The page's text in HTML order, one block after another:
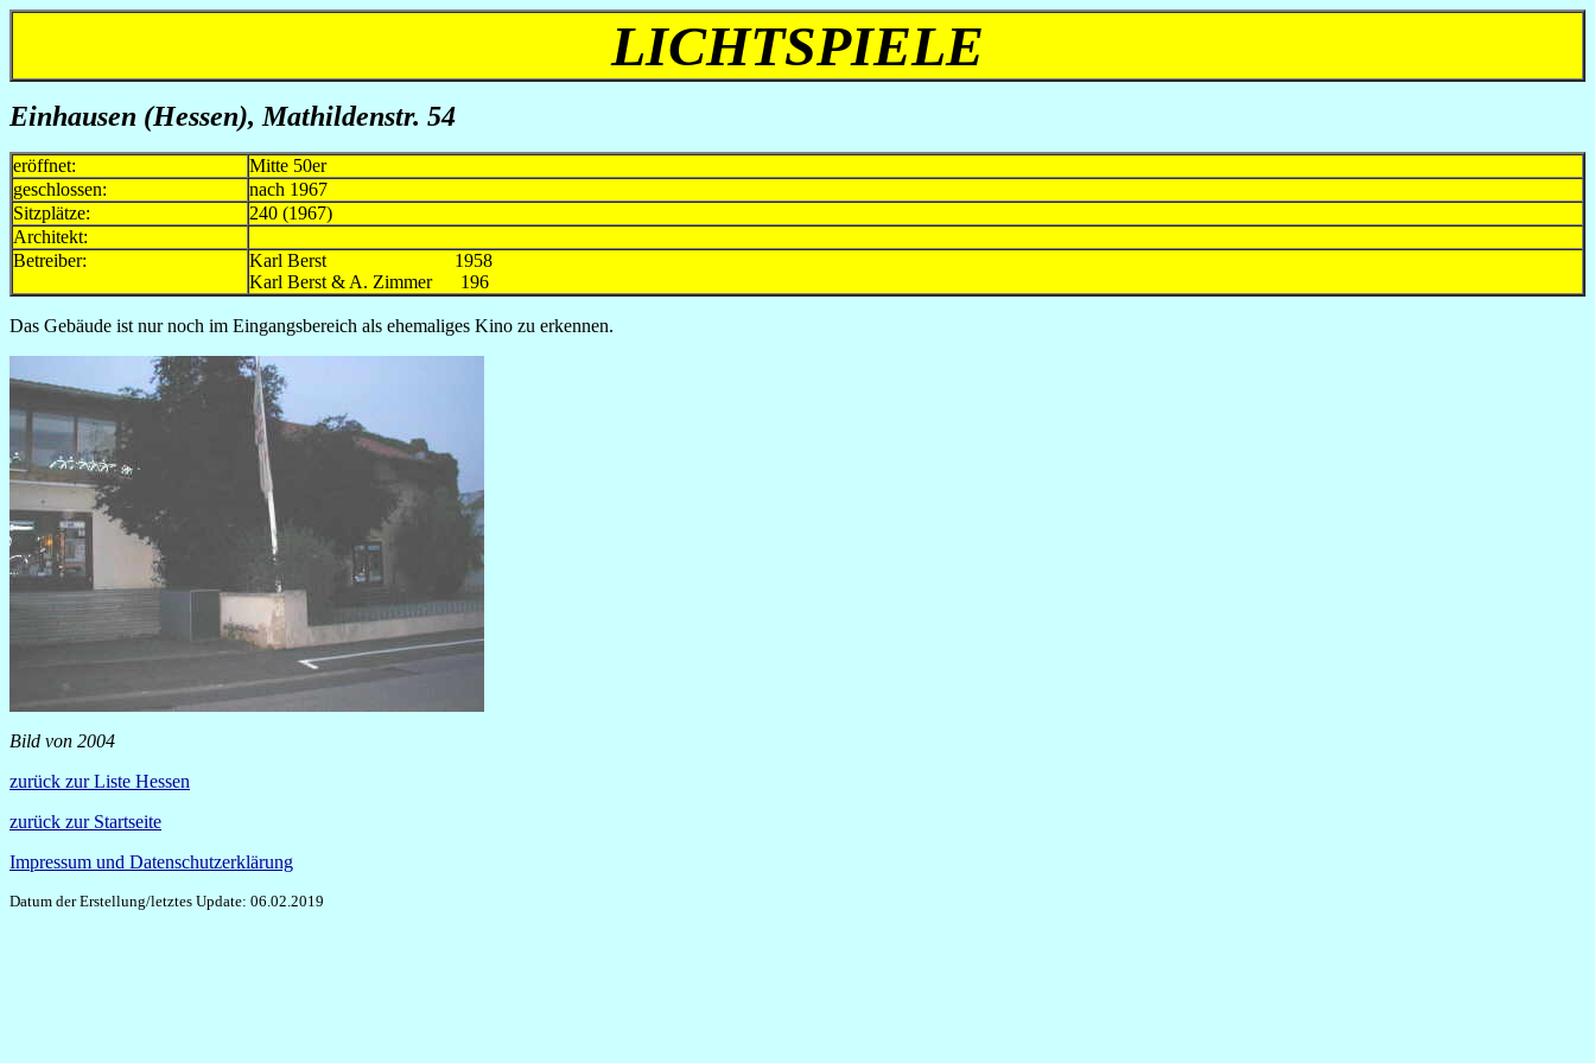
LICHTSPIELE
Einhausen (Hessen), Mathildenstr. 54
eröffnet:
Mitte 50er
geschlossen:
nach 1967
Sitzplätze:
240 (1967)
Architekt:
Betreiber:
Karl Berst 1958
Karl Berst & A. Zimmer 196
Das Gebäude ist nur noch im Eingangsbereich als ehemaliges Kino zu erkennen.
Bild von 2004
zurück zur Liste Hessen
zurück zur Startseite
Impressum und Datenschutzerklärung
Datum der Erstellung/letztes Update: 06.02.2019